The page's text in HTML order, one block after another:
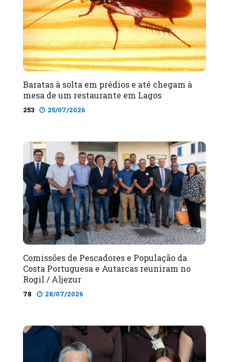
Baratas à solta em prédios e até chegam à
mesa de um restaurante em Lagos
253 25/07/2026
Comissões de Pescadores e População da
Costa Portuguesa e Autarcas reuniram no
Rogil / Aljezur
78 28/07/2026